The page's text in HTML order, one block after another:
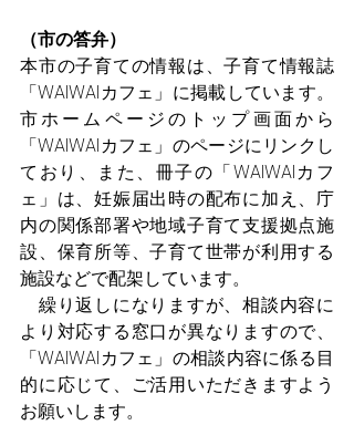
（市の答弁）
本市の子育ての情報は、子育て情報誌
「WAIWAIカフェ」に掲載しています。
市ホームページのトップ画面から
「WAIWAIカフェ」のページにリンクし
ており、また、冊子の「WAIWAIカフ
ェ」は、妊娠届出時の配布に加え、庁
内の関係部署や地域子育て支援拠点施
設、保育所等、子育て世帯が利用する
施設などで配架しています。
繰り返しになりますが、相談内容に
より対応する窓口が異なりますので、
「WAIWAIカフェ」の相談内容に係る目
的に応じて、ご活用いただきますよう
お願いします。